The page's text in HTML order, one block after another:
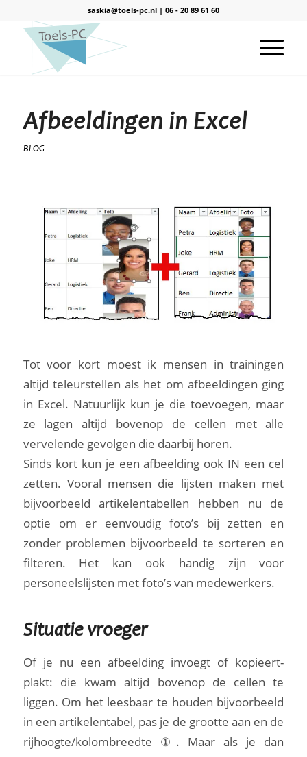
saskia@toels-pc.nl| 06 - 20 89 61 60
Afbeeldingen in Excel
BLOG
Tot voor kort moest ik mensen in trainingen
altijd teleurstellen als het om afbeeldingen ging
in Excel. Natuurlijk kun je die toevoegen, maar
ze lagen altijd bovenop de cellen met alle
vervelende gevolgen die daarbij horen.
Sinds kort kun je een afbeelding ook IN een cel
zetten. Vooral mensen die lijsten maken met
bijvoorbeeld artikelentabellen hebben nu de
optie om er eenvoudig foto’s bij zetten en
zonder problemen bijvoorbeeld te sorteren en
filteren. Het kan ook handig zijn voor
personeelslijsten met foto’s van medewerkers.
Situatie vroeger
Of je nu een afbeelding invoegt of kopieert-
plakt: die kwam altijd bovenop de cellen te
liggen. Om het leesbaar te houden bijvoorbeeld
in een artikelentabel, pas je de grootte aan en de
rijhoogte/kolombreedte ①. Maar als je dan